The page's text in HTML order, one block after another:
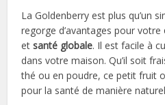
La Goldenberry est plus qu’un
regorge d’avantages pour votre
etsanté globale. Il est facile à
dans votre maison. Qu’il soit
thé ou en poudre, ce petit fruit
pour la santé de manière